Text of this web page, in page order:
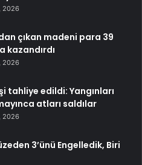
2026
çıkan madeni para 39
kazandırdı
2026
tahliye edildi: Yangınları
atları saldılar
2026
3’ünü Engelledik, Biri